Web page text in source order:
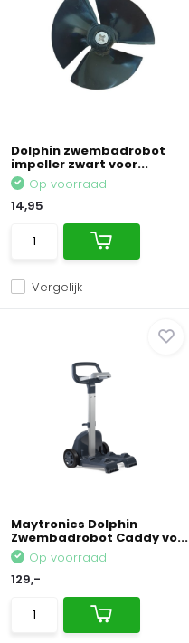
Dolphin zwembadrobot
impeller zwart voor...
Vergelijk
Op voorraad
14,95
Maytronics Dolphin
Zwembadrobot Caddy vo...
Op voorraad
129,-